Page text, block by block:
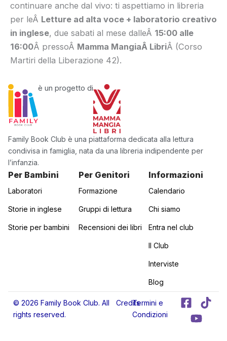
continuare anche dal vivo: ti aspettiamo in libreria
per leÂ Letture ad alta voce + laboratorio creativo
in inglese, due sabati al mese dalleÂ 15:00 alle
16:00Â pressoÂ Mamma MangiaÂ LibriÂ (Corso
Martiri della Liberazione 42).
è un progetto di
Family Book Club è una piattaforma dedicata alla lettura
condivisa in famiglia, nata da una libreria indipendente per
l’infanzia.
Per Bambini
Laboratori
Storie in inglese
Storie per bambini
Per Genitori
Formazione
Gruppi di lettura
Recensioni dei libri
Informazioni
Calendario
Chi siamo
Entra nel club
Il Club
Interviste
Blog
© 2026 Family Book Club. All
rights reserved.
CreditsTermini e
Condizioni
F
a
c
T
Y
o
u